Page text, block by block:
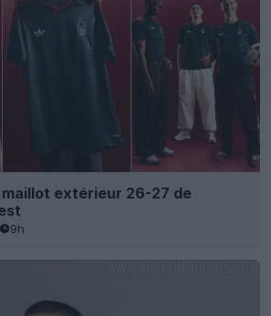
extérieur 26-27 de
9h